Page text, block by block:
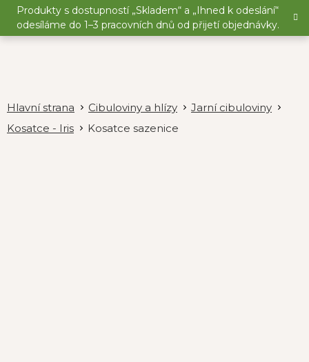
Přejít
obsah
Produkty s dostupností „Skladem“ a „Ihned k odeslání“
odesíláme do 1–3 pracovních dnů od přijetí objednávky.
Cibuloviny a hlízy
Jarní cibuloviny
Kosatce - Iris
Kosatce sazenice